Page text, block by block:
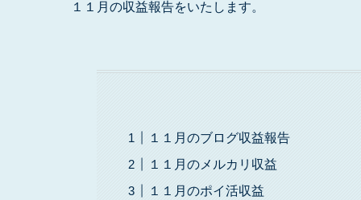
１１月の収益報告をいたします。
１１月のブログ収益報告
１１月のメルカリ収益
１１月のポイ活収益